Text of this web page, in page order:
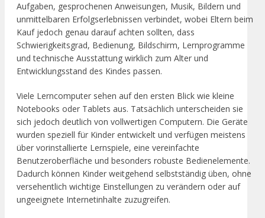
Aufgaben, gesprochenen Anweisungen, Musik, Bildern und
unmittelbaren Erfolgserlebnissen verbindet, wobei Eltern beim
Kauf jedoch genau darauf achten sollten, dass
Schwierigkeitsgrad, Bedienung, Bildschirm, Lernprogramme
und technische Ausstattung wirklich zum Alter und
Entwicklungsstand des Kindes passen.
Viele Lerncomputer sehen auf den ersten Blick wie kleine
Notebooks oder Tablets aus. Tatsächlich unterscheiden sie
sich jedoch deutlich von vollwertigen Computern. Die Geräte
wurden speziell für Kinder entwickelt und verfügen meistens
über vorinstallierte Lernspiele, eine vereinfachte
Benutzeroberfläche und besonders robuste Bedienelemente.
Dadurch können Kinder weitgehend selbstständig üben, ohne
versehentlich wichtige Einstellungen zu verändern oder auf
ungeeignete Internetinhalte zuzugreifen.